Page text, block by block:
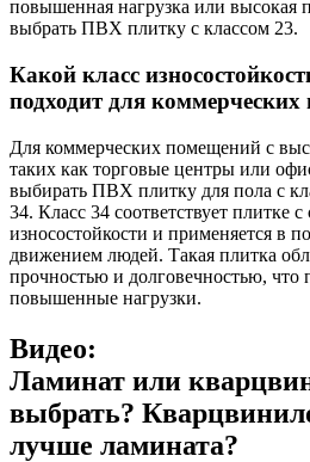
повышенная нагрузка или высокая
выбрать ПВХ плитку с классом 23.
Какой класс
подходит для
Для коммерческих помещений с
таких как торговые центры или
выбирать ПВХ плитку для пола с
34. Класс 34 соответствует плитке
износостойкости и применяется в
движением людей. Такая плитка
прочностью и долговечностью, что
повышенные нагрузки.
Видео:
Ламинат или
выбрать?
лучше ламината?